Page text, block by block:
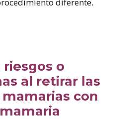
riesgos o
al retirar las
con